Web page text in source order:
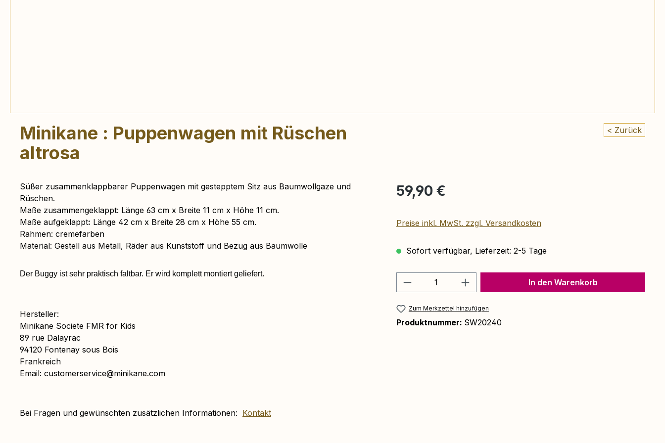
Minikane : Puppenwagen mit Rüschen
altrosa
< Zurück
Süßer zusammenklappbarer Puppenwagen mit gestepptem Sitz aus Baumwollgaze und
Rüschen.
Maße zusammengeklappt: Länge 63 cm x Breite 11 cm x Höhe 11 cm.
Maße aufgeklappt: Länge 42 cm x Breite 28 cm x Höhe 55 cm.
Rahmen: cremefarben
Material: Gestell aus Metall, Räder aus Kunststoff und Bezug aus Baumwolle
Der Buggy ist sehr praktisch faltbar. Er wird komplett montiert geliefert.
Hersteller:
Minikane Societe FMR for Kids
89 rue Dalayrac
94120 Fontenay sous Bois
Frankreich
Email: customerservice@minikane.com
Bei Fragen und gewünschten zusätzlichen Informationen: Kontakt
Regulärer Preis:
59,90 €
Preise inkl. MwSt. zzgl. Versandkosten
Sofort verfügbar, Lieferzeit: 2-5 Tage
Produkt Anzahl: Gib den gewünschten Wert
In den Warenkorb
Zum Merkzettel hinzufügen
Produktnummer: SW20240